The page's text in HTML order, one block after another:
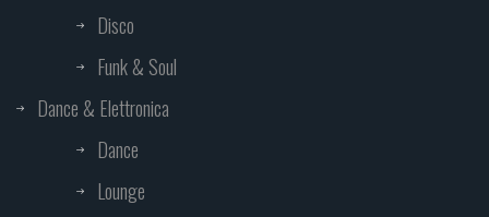
Disco
Funk & Soul
Dance & Elettronica
Dance
Lounge